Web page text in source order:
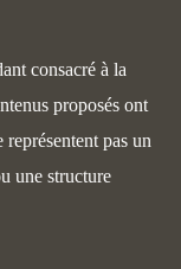
consacré à la
proposés ont
pas un
une structure